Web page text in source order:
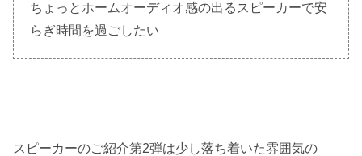
ちょっとホームオーディオ感の出るスピーカーで安
らぎ時間を過ごしたい
スピーカーのご紹介第2弾は少し落ち着いた雰囲気の